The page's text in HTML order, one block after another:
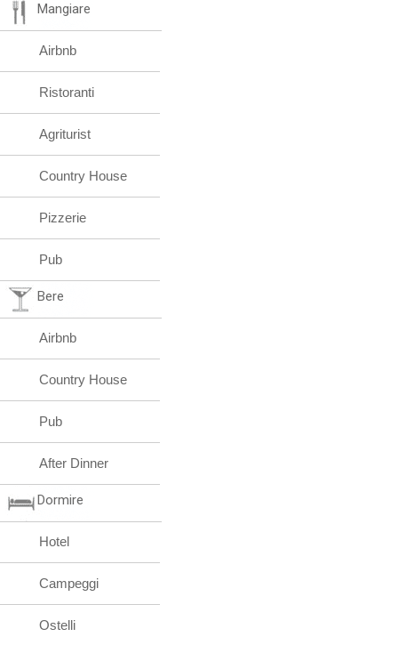
Mangiare
Airbnb
Ristoranti
Agriturist
Country House
Pizzerie
Pub
Bere
Airbnb
Country House
Pub
After Dinner
Dormire
Hotel
Campeggi
Ostelli